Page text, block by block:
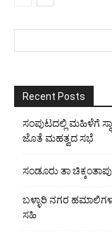
Recent Posts
ಸಂಪುಟದಲ್ಲಿ ಮಹಿಳೆಗೆ
ಜೊತೆ ಮಹತ್ವದ ಸಭೆ
ಸಂಡೂರು ತಾ
ಬಳ್ಳಾರಿ ನಗರ
ಸಹಿ